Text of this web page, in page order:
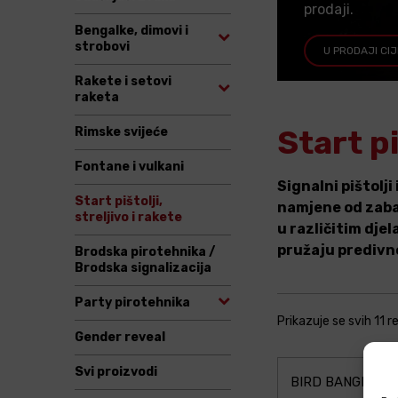
Bengalke, dimovi i
strobovi
Rakete i setovi
raketa
Rimske svijeće
Fontane i vulkani
Start pištolji,
streljivo i rakete
Brodska pirotehnika /
Brodska signalizacija
Party pirotehnika
Gender reveal
Svi proizvodi
prodaji.
U PRODAJI
Start
Signalni pištolji
namjene od
u različitim
pružaju
Prikazuje se svih 11
BIRD BANGER